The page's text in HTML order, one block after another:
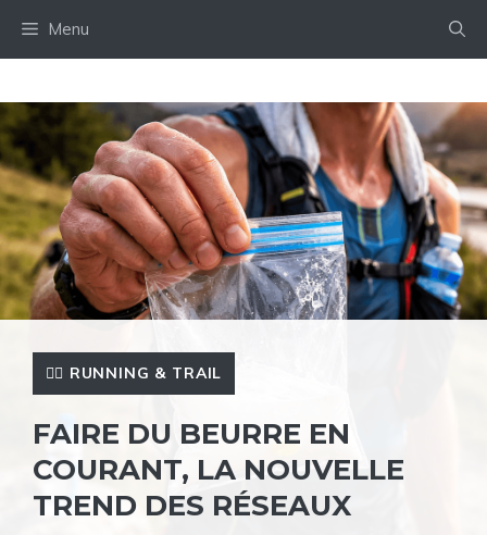
Menu
🏃‍♂️ RUNNING & TRAIL
FAIRE DU BEURRE EN
COURANT, LA NOUVELLE
TREND DES RÉSEAUX